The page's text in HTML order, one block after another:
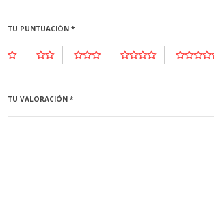
TU PUNTUACIÓN*
TU VALORACIÓN*